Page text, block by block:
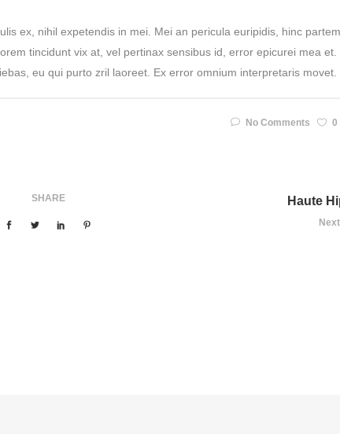
ex, nihil expetendis in mei. Mei an pericula euripidis, hinc
tincidunt vix at, vel pertinax sensibus id, error epicurei mea et.
eu qui purto zril laoreet. Ex error omnium interpretaris movet.
No Comments 0
SHARE Haute
Next